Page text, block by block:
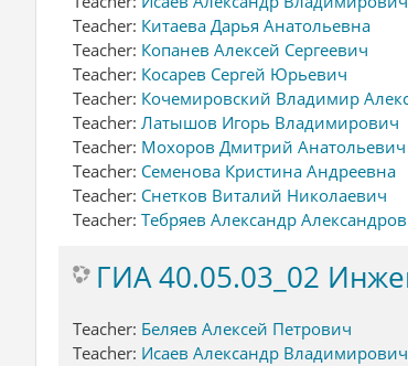
Teacher: Китаева Дарья Анатольевна
Teacher: Копанев Алексей Сергеевич
Teacher: Косарев Сергей Юрьевич
Teacher: Кочемировский Владимир
Teacher: Латышов Игорь Владимирович
Teacher: Мохоров Дмитрий Анатольевич
Teacher: Семенова Кристина Андреевна
Teacher: Снетков Виталий Николаевич
Teacher: Тебряев Александр
ГИА 40.05.03_02
Teacher: Беляев Алексей Петрович
Teacher: Исаев Александр Владимирович